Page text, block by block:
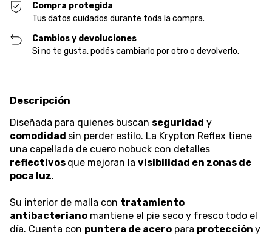
Compra protegida
Tus datos cuidados durante toda la compra.
Cambios y devoluciones
Si no te gusta, podés cambiarlo por otro o devolverlo.
Descripción
Diseñada para quienes buscan seguridad y
comodidad sin perder estilo. La Krypton Reflex tiene
una capellada de cuero nobuck con detalles
reflectivos que mejoran la visibilidad en zonas de
poca luz.
Su interior de malla con tratamiento
antibacteriano mantiene el pie seco y fresco todo el
día. Cuenta con puntera de acero para protección y